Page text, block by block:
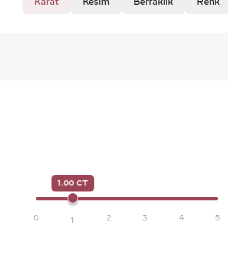
Karat Kesim Berraklık Renk
1.00 CT
0 1 2 3 4 5